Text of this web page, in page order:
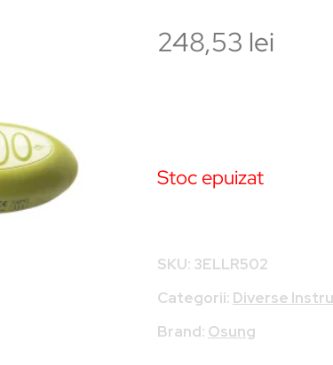
248,53 lei
Stoc epuizat
SKU: 3ELLR502
Categorii: Diverse
Brand: Osung